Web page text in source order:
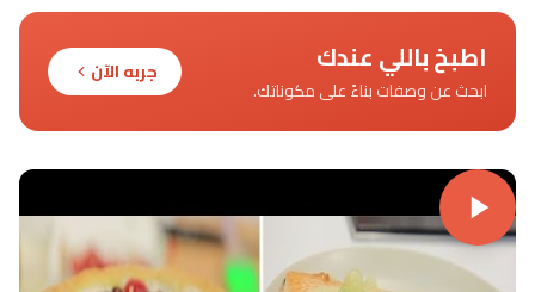
اطبخ باللي عندك
ابحث عن وصفات بناءً على مكوناتك.
جربه الآن